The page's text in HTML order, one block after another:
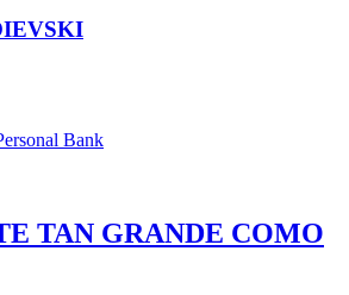
TAN GRANDE COMO